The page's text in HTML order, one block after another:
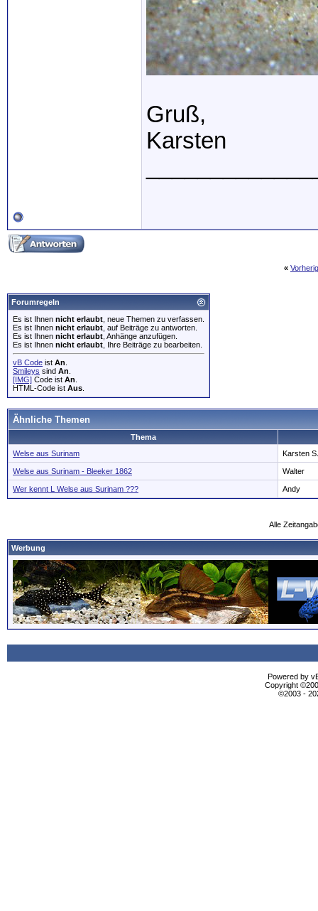
Gruß,
Karsten
«
Forumregeln
Es ist Ihnen nicht erlaubt , neue Themen zu verfassen.
Es ist Ihnen nicht erlaubt , auf Beiträge zu antworten.
Es ist Ihnen nicht erlaubt , Anhänge anzufügen.
Es ist Ihnen nicht erlaubt , Ihre Beiträge zu bearbeiten.
vB Code ist An
Smileys sind An
[IMG] Code ist An
HTML-Code ist Aus
Ähnliche Themen
Thema
Welse aus Surinam
Karsten S.
Welse aus Surinam - Bleeker 1862 Walter
Wer kennt L Welse aus Surinam ??? Andy
Alle
Werbung
Powered by
Copyright
©2003 -